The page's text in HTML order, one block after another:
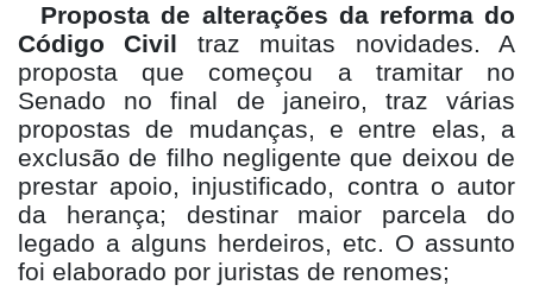
Proposta de alterações da reforma do
Código Civil traz muitas novidades. A
proposta que começou a tramitar no
Senado no final de janeiro, traz várias
propostas de mudanças, e entre elas, a
exclusão de filho negligente que deixou de
prestar apoio, injustificado, contra o autor
da herança; destinar maior parcela do
legado a alguns herdeiros, etc. O assunto
foi elaborado por juristas de renomes;